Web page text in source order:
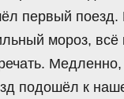
первый поезд.
мороз, всё
подошёл к